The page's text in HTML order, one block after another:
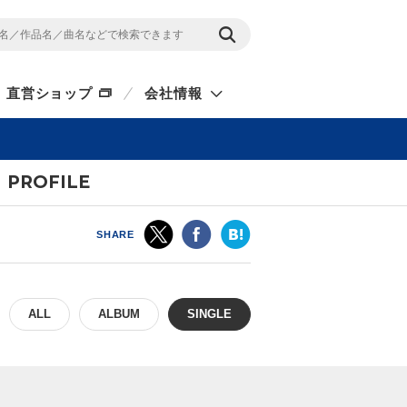
直営ショップ 会社情報
PROFILE
SHARE
ALL ALBUM SINGLE